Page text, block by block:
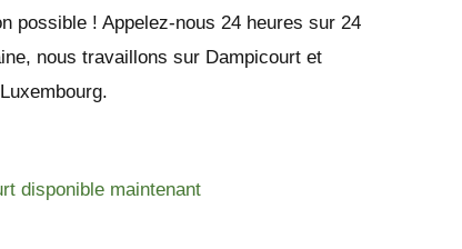
possible ! Appelez-nous 24 heures sur 24
nous travaillons sur Dampicourt et
disponible maintenant